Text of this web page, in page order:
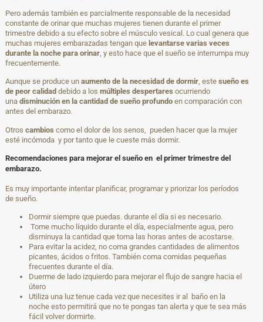
Pero además también es parcialmente responsable de la necesidad
constante de orinar que muchas mujeres tienen durante el primer
trimestre debido a su efecto sobre el músculo vesical. Lo cual genera que
muchas mujeres embarazadas tengan que levantarse varias veces
durante la noche para orinar , y esto hace que el sueño se interrumpa muy
frecuentemente.
Aunque se produce un aumento de la necesidad de dormir, este sueño es
de peor calidad debido a los múltiples despertares ocurriendo
una disminución en la cantidad de sueño profundo en comparación con
antes del embarazo.
Otros cambios como el dolor de los senos, pueden hacer que la mujer
esté incómoda y por tanto que le cueste más dormir.
Recomendaciones para mejorar el sueño en el primer trimestre del
embarazo.
Es muy importante intentar planificar, programar y priorizar los períodos
de sueño.
Dormir siempre que puedas. durante el día si es necesario.
Tome mucho líquido durante el día, especialmente agua, pero
disminuya la cantidad que toma las horas antes de acostarse.
Para evitar la acidez, no coma grandes cantidades de alimentos
picantes, ácidos o fritos. También coma comidas pequeñas
frecuentes durante el día.
Duerme de lado izquierdo para mejorar el flujo de sangre hacia el
útero
Utiliza una luz tenue cada vez que necesites ir al baño en la
noche esto permitirá que no te pongas tan alerta y que te sea más
fácil volver dormirte.